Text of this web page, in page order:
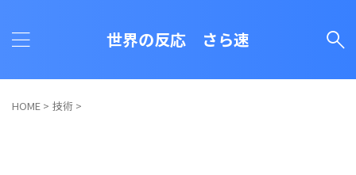
世界の反応 さら速
HOME > 技術 >